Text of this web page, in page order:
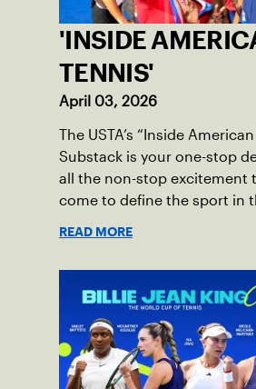
'INSIDE
TENNIS'
April 03, 2026
The USTA’s “Inside
Substack is your one-stop
all the non-stop excitement
come to define the sport in
READ MORE